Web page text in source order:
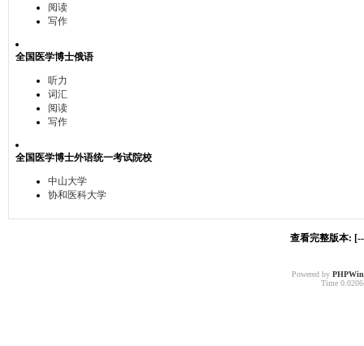
阅读
写作
全国医学博士俄语
听力
词汇
阅读
写作
全国医学博士外语统一考试院校
中山大学
协和医科大学
查看完整版本:
Powered by
Time